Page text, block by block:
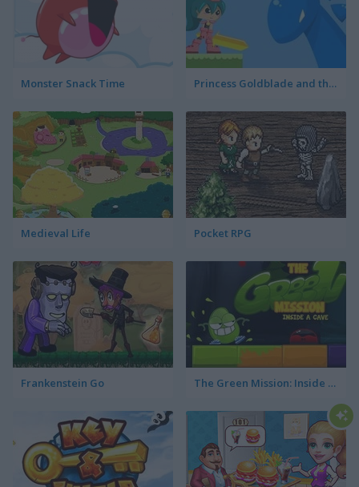
Monster Snack Time Princess Goldblade and the Dangerous Water
Medieval Life Pocket RPG
Frankenstein Go The Green Mission: Inside a Cave